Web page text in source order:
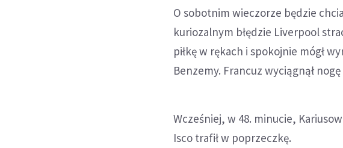
O sobotnim wieczorze będzie
kuriozalnym błędzie Liverpool
piłkę w rękach i spokojnie mógł
Benzemy. Francuz wyciągnął
Wcześniej, w 48. minucie,
Isco trafił w poprzeczkę.